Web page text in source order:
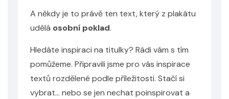
A někdy je to právě ten text, který z plakátu
udělá osobní poklad.
Hledáte inspiraci na titulky? Rádi vám s tím
pomůžeme. Připravili jsme pro vás inspirace
textů rozdělené podle příležitosti. Stačí si
vybrat… nebo se jen nechat poinspirovat a